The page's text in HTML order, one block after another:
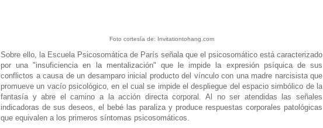
Foto cortesía de: Invitationtohang.com
Sobre ello, la Escuela Psicosomática de París señala que el psicosomático está caracterizado
por una "insuficiencia en la mentalización" que le impide la expresión psíquica de sus
conflictos a causa de un desamparo inicial producto del vínculo con una madre narcisista que
promueve un vacío psicológico, en el cual se impide el despliegue del espacio simbólico de la
fantasía y abre el camino a la acción directa corporal. Al no ser atendidas las señales
indicadoras de sus deseos, el bebé las paraliza y produce respuestas corporales patológicas
que equivalen a los primeros síntomas psicosomáticos.